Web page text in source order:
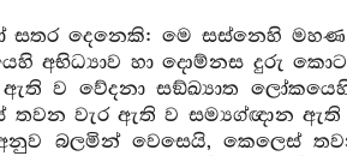
සතර දෙනෙකි: මෙ සස්නෙහි
අභිධ්‍යාව හා දොම්නස දුරු
ව වේදනා සඞ්ඛ්‍යාත
තවන වැර ඇති ව සම්‍යග්ඥාන
බලමින් වෙසෙයි, කෙලෙස්